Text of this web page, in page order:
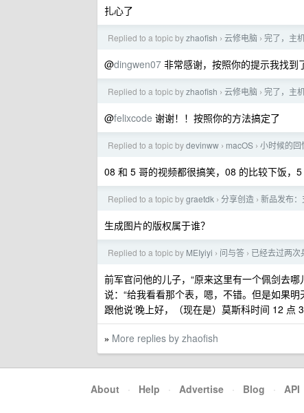
扎心了
Replied to a topic byzhaofish › 云修电脑 › 完了，主
@dingwen07 非常感谢，按照你的提示我找到
Replied to a topic byzhaofish › 云修电脑 › 完了，主
@felixcode 谢谢！！按照你的方法搞定了
Replied to a topic bydevinww › macOS › 小时候的回
08 和 5 哥的视频都很搞笑，08 的比较下饭，
Replied to a topic bygraetdk › 分享创造 › 新品发布
生成图片的版权属于谁？
Replied to a topic by MEIyiyi › 问与答 › 已经去过两
前军官问他的儿子，“原来这里有一个佩剑去
说：“给我看看那个表，嗯，不错。但是如果
跟他说‘晚上好，（现在是）莫斯科时间 12 点
» More replies by zhaofish
About · Help · Advertise · Blog · API